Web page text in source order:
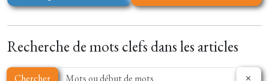
Recherche de mots clefs dans les articles
Chercher